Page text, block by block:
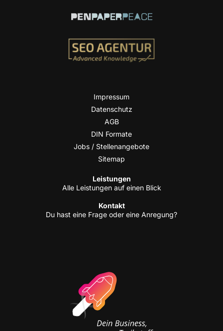
Impres­sum
Daten­schutz
AGB
DIN For­ma­te
Jobs / Stellenangebote
Site­map
Leis­tun­gen
Alle Leis­tun­gen auf einen Blick
Kon­takt
Du hast eine Fra­ge oder eine Anregung?